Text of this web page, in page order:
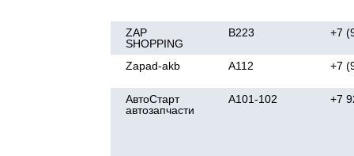
ZAP
SHOPPING
B223 +7
Zapad-akb A112 +7
АвтоСтарт
автозапчасти
А101-102 +7